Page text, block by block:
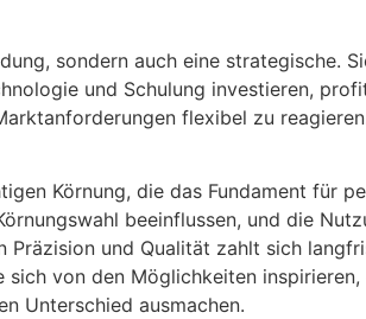
sondern auch eine strategische.
und Schulung investieren,
flexibel zu
Körnung, die das Fundament für
beeinflussen, und die
und Qualität zahlt sich
von den Möglichkeiten
Unterschied ausmachen.